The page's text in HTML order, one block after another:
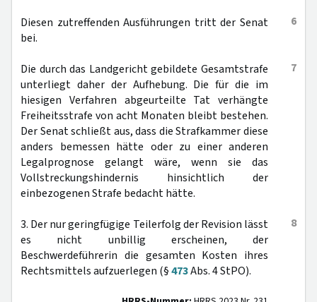
6
Diesen zutreffenden Ausführungen tritt der Senat
bei.
7
Die durch das Landgericht gebildete Gesamtstrafe
unterliegt daher der Aufhebung. Die für die im
hiesigen Verfahren abgeurteilte Tat verhängte
Freiheitsstrafe von acht Monaten bleibt bestehen.
Der Senat schließt aus, dass die Strafkammer diese
anders bemessen hätte oder zu einer anderen
Legalprognose gelangt wäre, wenn sie das
Vollstreckungshindernis hinsichtlich der
einbezogenen Strafe bedacht hätte.
8
3. Der nur geringfügige Teilerfolg der Revision lässt
es nicht unbillig erscheinen, der
Beschwerdeführerin die gesamten Kosten ihres
Rechtsmittels aufzuerlegen (§473Abs. 4 StPO).